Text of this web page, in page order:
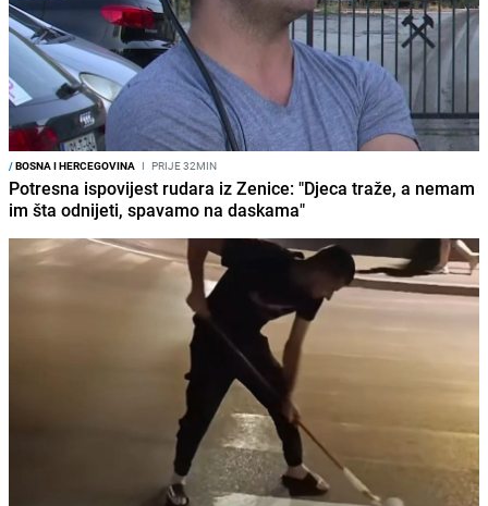
/BOSNA I HERCEGOVINA I PRIJE 32MIN
Potresna ispovijest rudara iz Zenice: "Djeca traže, a nemam
im šta odnijeti, spavamo na daskama"